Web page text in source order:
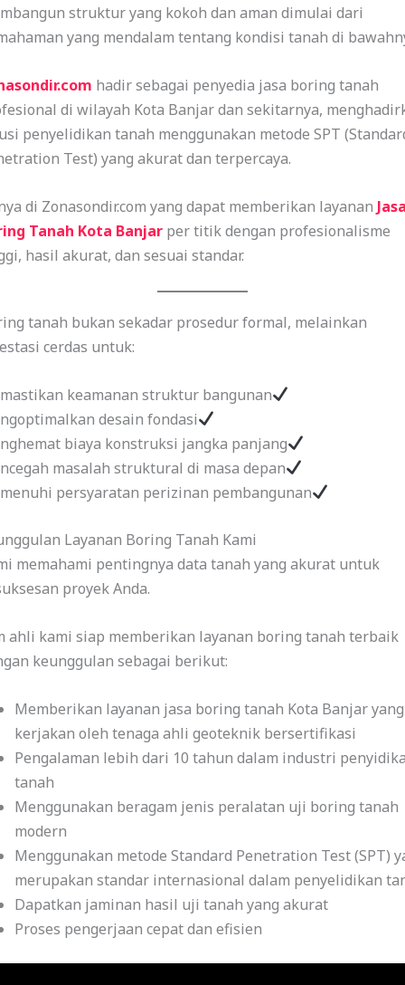
struktur yang kokoh dan aman dimulai dari
yang mendalam tentang kondisi tanah di
hadir sebagai penyedia jasa boring tanah
di wilayah Kota Banjar dan sekitarnya,
penyelidikan tanah menggunakan metode SPT
Test) yang akurat dan terpercaya.
di Zonasondir.com yang dapat memberikan layanan Jasa
Tanah Kota Banjarper titik dengan profesionalisme
hasil akurat, dan sesuai standar.
tanah bukan sekadar prosedur formal, melainkan
cerdas untuk:
keamanan struktur bangunan
desain fondasi
biaya konstruksi jangka panjang
masalah struktural di masa depan
persyaratan perizinan pembangunan
Layanan Boring Tanah Kami
memahami pentingnya data tanah yang akurat untuk
proyek Anda.
ahli kami siap memberikan layanan boring tanah terbaik
keunggulan sebagai berikut:
Memberikan layanan jasa boring tanah Kota Banjar
kerjakan oleh tenaga ahli geoteknik bersertifikasi
Pengalaman lebih dari 10 tahun dalam industri
tanah
Menggunakan beragam jenis peralatan uji boring tanah
modern
Menggunakan metode Standard Penetration Test (SPT)
merupakan standar internasional dalam penyelidikan
Dapatkan jaminan hasil uji tanah yang akurat
Proses pengerjaan cepat dan efisien